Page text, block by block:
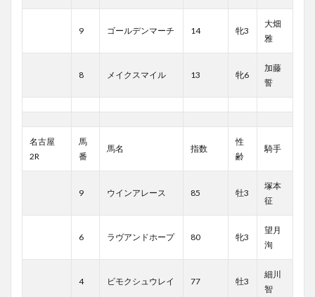
9 ゴールデンマーチ 14 牝3
大畑
雅
8 メイクスマイル 13 牝6
加藤
誓
名古屋
2R
馬
番
馬名 指数
性
齢
騎手
9 ウインアレース 85 牡3
塚本
征
6 ラヴアンドホープ 80 牝3
望月
洵
4 ビモクシュウレイ 77 牡3
細川
智